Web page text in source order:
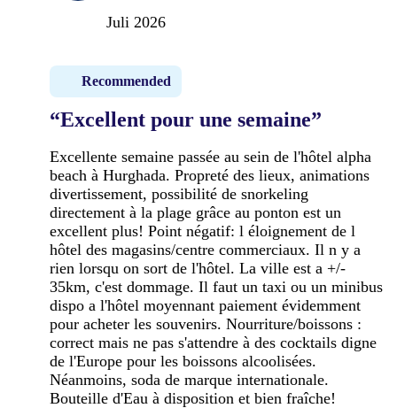
Juli 2026
Recommended
“Excellent pour une semaine”
Excellente semaine passée au sein de l'hôtel alpha
beach à Hurghada. Propreté des lieux, animations
divertissement, possibilité de snorkeling
directement à la plage grâce au ponton est un
excellent plus! Point négatif: l éloignement de l
hôtel des magasins/centre commerciaux. Il n y a
rien lorsqu on sort de l'hôtel. La ville est a +/-
35km, c'est dommage. Il faut un taxi ou un minibus
dispo a l'hôtel moyennant paiement évidemment
pour acheter les souvenirs. Nourriture/boissons :
correct mais ne pas s'attendre à des cocktails digne
de l'Europe pour les boissons alcoolisées.
Néanmoins, soda de marque internationale.
Bouteille d'Eau à disposition et bien fraîche!